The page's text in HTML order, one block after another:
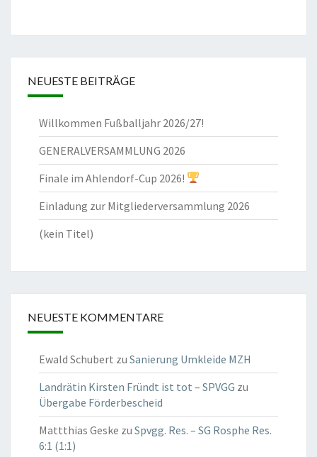
NEUESTE BEITRÄGE
Willkommen Fußballjahr 2026/27!
GENERALVERSAMMLUNG 2026
Finale im Ahlendorf-Cup 2026!
Einladung zur Mitgliederversammlung 2026
(kein Titel)
NEUESTE KOMMENTARE
Ewald Schubert zu Sanierung Umkleide MZH
Landrätin Kirsten Fründt ist tot – SPVGG zu
Übergabe Förderbescheid
Mattthias Geske zu Spvgg. Res. – SG Rosphe Res.
6:1 (1:1)